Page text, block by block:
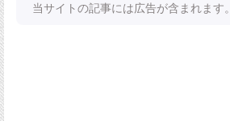
当サイトの記事には広告が含まれます。